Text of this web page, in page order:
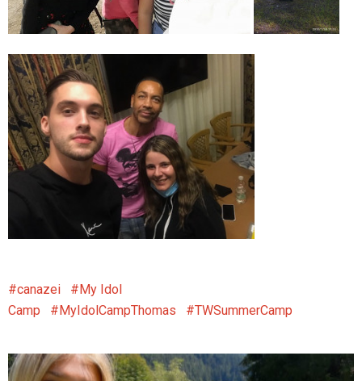
canazei
My Idol
Camp
MyIdolCampThomas TWSummerCamp